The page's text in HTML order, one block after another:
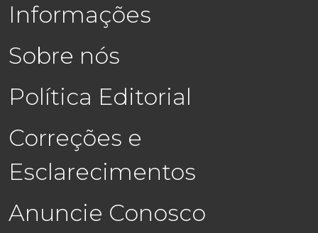
Informações
Sobre nós
Política Editorial
Correções e
Esclarecimentos
Anuncie Conosco